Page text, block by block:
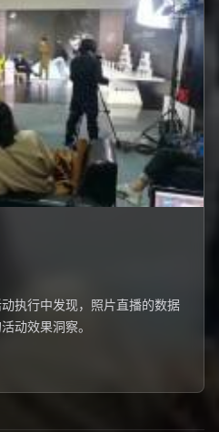
执行中发现，照片直播的数据
动效果洞察。